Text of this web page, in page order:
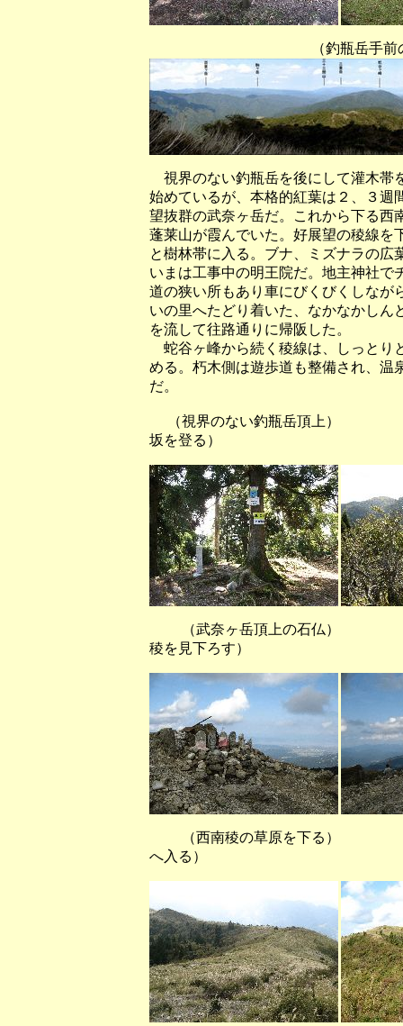
（釣瓶岳手前の展望尾根
視界のない釣瓶岳を後にして灌木帯
始めているが、本格的紅葉は２、３週
望抜群の武奈ヶ岳だ。これから下る西
蓬莱山が霞んでいた。好展望の稜線を
と樹林帯に入る。ブナ、ミズナラの
いまは工事中の明王院だ。地主神社で
道の狭い所もあり車にびくびくしなが
いの里へたどり着いた、なかなかしん
を流して往路通りに帰阪した。
蛇谷ヶ峰から続く稜線は、しっとり
める。朽木側は遊歩道も整備され、温
だ。
（視界のない釣瓶岳頂上） （武
坂を登る）
（武奈ヶ岳頂上の石仏）
稜を見下ろす）
（西南稜の草原を下る
へ入る）